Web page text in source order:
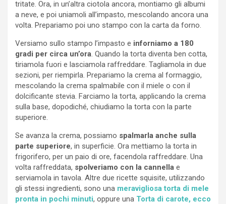
tritate. Ora, in un’altra ciotola ancora, montiamo gli albumi
a neve, e poi uniamoli all’impasto, mescolando ancora una
volta. Prepariamo poi uno stampo con la carta da forno.
Versiamo sullo stampo l’impasto e inforniamo a 180
gradi per circa un’ora. Quando la torta diventa ben cotta,
tiriamola fuori e lasciamola raffreddare. Tagliamola in due
sezioni, per riempirla. Prepariamo la crema al formaggio,
mescolando la crema spalmabile con il miele o con il
dolcificante stevia. Farciamo la torta, applicando la crema
sulla base, dopodiché, chiudiamo la torta con la parte
superiore.
Se avanza la crema, possiamo spalmarla anche sulla
parte superiore, in superficie. Ora mettiamo la torta in
frigorifero, per un paio di ore, facendola raffreddare. Una
volta raffreddata, spolveriamo con la cannella e
serviamola in tavola. Altre due ricette squisite, utilizzando
gli stessi ingredienti, sono una meravigliosa torta di mele
pronta in pochi minuti, oppure una Torta di carote, ecco